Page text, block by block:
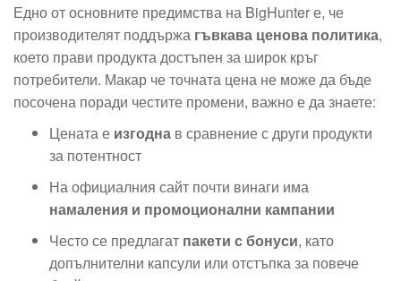
Едно от основните предимства на BigHunter е, че
производителят поддържа гъвкава ценова политика,
което прави продукта достъпен за широк кръг
потребители. Макар че точната цена не може да бъде
посочена поради честите промени, важно е да знаете:
Цената е изгодна в сравнение с други продукти
за потентност
На официалния сайт почти винаги има
намаления и промоционални кампании
Често се предлагат пакети с бонуси, като
допълнителни капсули или отстъпка за повече